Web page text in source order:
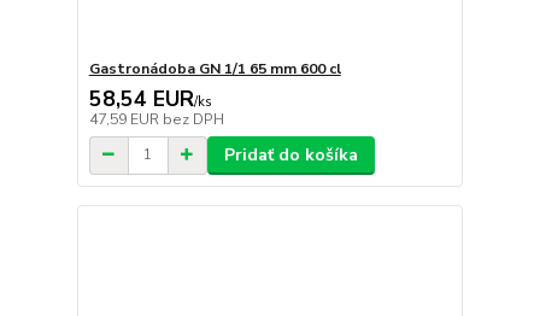
Gastronádoba GN 1/1 65 mm 600 cl
58,54 EUR/ks
47,59 EUR bez DPH
Pridať do košíka